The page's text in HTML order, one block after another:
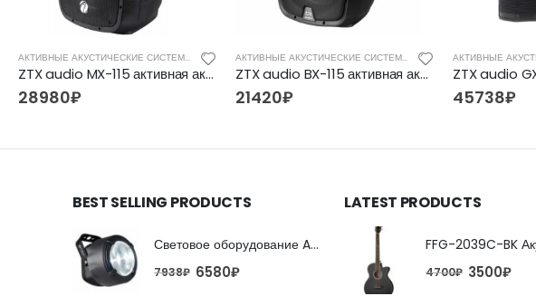
АКТИВНЫЕ АКУСТИЧЕСКИЕ СИСТЕМЫ
ZTX audio MX-115 активная акустическая система с 15″ динамиком
28980₽
АКТИВНЫЕ АКУСТИЧЕСКИЕ СИСТЕМЫ
ZTX audio BX-115 активная акустическая система с 15″ динамиком
21420₽ 45738₽
BEST SELLING PRODUCTS
Световое оборудование ADJ FX Beam
7938₽ 6580₽
LATEST PRODUCTS
4700₽ 3500₽